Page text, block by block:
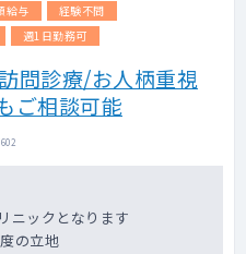
給与
経験不問
週1日勤務可
問診療/お人柄重視
ご相談可能
ニックとなります
の立地